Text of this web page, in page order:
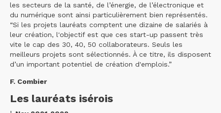
les secteurs de la santé, de l’énergie, de l’électronique et
du numérique sont ainsi particulièrement bien représentés.
“Si les projets lauréats comptent une dizaine de salariés à
leur création, l'objectif est que ces start-up passent très
vite le cap des 30, 40, 50 collaborateurs. Seuls les
meilleurs projets sont sélectionnés. À ce titre, ils disposent
d’un important potentiel de création d'emplois.”
F. Combier
Les lauréats isérois